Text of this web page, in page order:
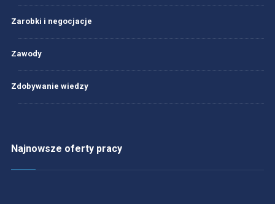
Zarobki i negocjacje
Zawody
Zdobywanie wiedzy
Najnowsze oferty pracy